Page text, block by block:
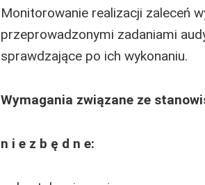
Monitorowanie realizacji zaleceń
przeprowadzonymi zadaniami
sprawdzające po ich wykonaniu.
Wymagania związane ze
n i e z b ę d n e: